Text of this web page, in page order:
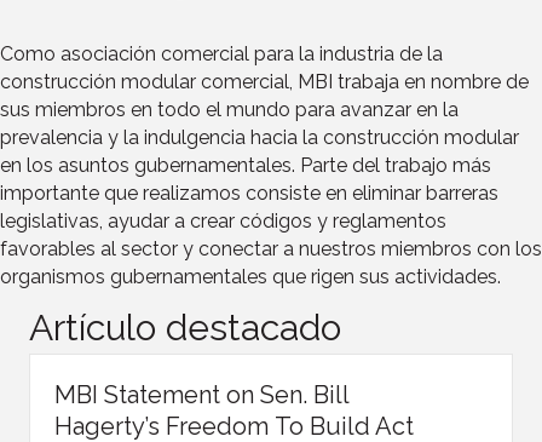
Como asociación comercial para la industria de la
construcción modular comercial, MBI trabaja en nombre de
sus miembros en todo el mundo para avanzar en la
prevalencia y la indulgencia hacia la construcción modular
en los asuntos gubernamentales. Parte del trabajo más
importante que realizamos consiste en eliminar barreras
legislativas, ayudar a crear códigos y reglamentos
favorables al sector y conectar a nuestros miembros con los
organismos gubernamentales que rigen sus actividades.
Artículo destacado
MBI Statement on Sen. Bill
Hagerty’s Freedom To Build Act